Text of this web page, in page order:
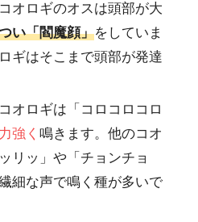
オロギのオスは頭部が大
い「閻魔顔」をしていま
ギはそこまで頭部が発達
オロギは「コロコロコロ
強く 鳴きます。他のコオ
リッ」や「チョンチョ
細な声で鳴く種が多いで